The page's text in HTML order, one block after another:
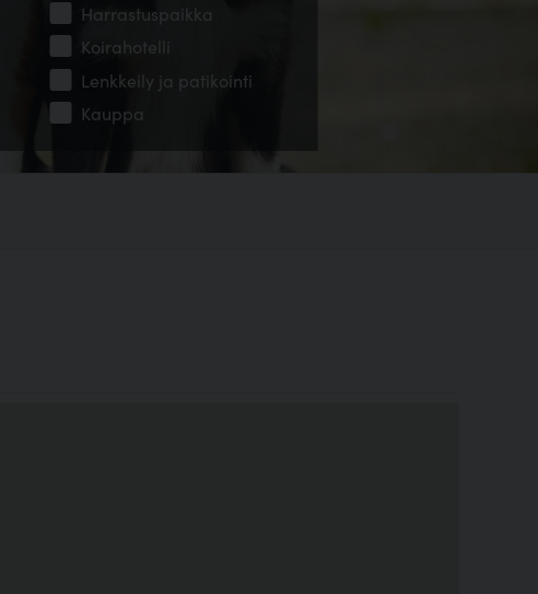
Harrastuspaikka
Koirahotelli
Lenkkeily ja patikointi
Kauppa